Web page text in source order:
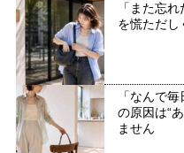
「また忘
を慌ただし
「なんで
の原因は“
ません